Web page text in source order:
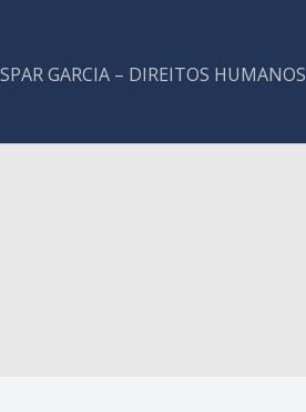
GARCIA – DIREITOS HUMANOS